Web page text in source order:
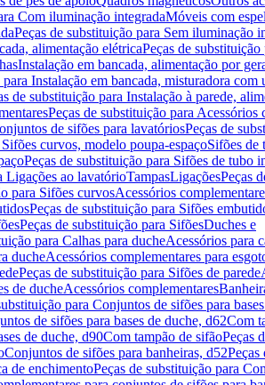
Com iluminação integradaMóveis com
Peças de substituição para Sem iluminação
alimentação elétricaPeças de
Instalação em bancada, alimentação por
para Instalação em bancada, misturadora com
de substituição para Instalação à parede,
Peças de substituição para Acessórios
de sifões para lavatóriosPeças de
curvos, modelo poupa-espaçoSifões de
Peças de substituição para Sifões de tubo
Ligações ao lavatórioTampasLigaçõesPeças
para Sifões curvosAcessórios
Peças de substituição para Sifões
Peças de substituição para SifõesDuches e
para Calhas para ducheAcessórios para
ducheAcessórios complementares para
Peças de substituição para Sifões de parede
de ducheAcessórios complementares
para Conjuntos de sifões para
de sifões para bases de duche, d62Com
de duche, d90Com tampão de sifãoPeças
Conjuntos de sifões para banheiras, d52Peças
de enchimentoPeças de substituição para